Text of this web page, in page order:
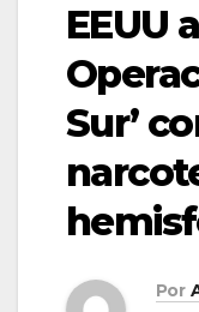
EEUU
Sur’
Por